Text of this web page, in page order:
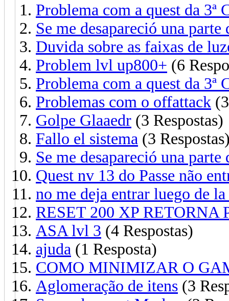
Problema com a quest da 3ª
Se me desapareció una parte
Duvida sobre as faixas de
Problem lvl up800+ (6
Problema com a quest da 3ª
Problemas com o offattack
Golpe Glaaedr (3 Respostas)
Fallo el sistema (3
Se me desapareció una parte
Quest nv 13 do Passe não
no me deja entrar luego de
RESET 200 XP RETORNA
ASA lvl 3 (4 Respostas)
ajuda (1 Resposta)
COMO MINIMIZAR O
Aglomeração de itens (3